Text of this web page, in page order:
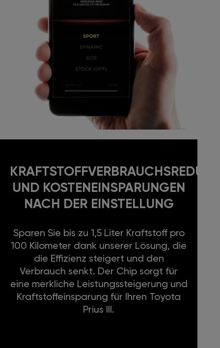
UND KOSTENEINSPARUNGEN
NACH DER EINSTELLUNG
Sparen Sie bis zu 1,5 Liter Kraftstoff pro
100 Kilometer dank unserer Lösung, die
die Effizienz steigert und den
Verbrauch senkt. Der Chip sorgt für
eine merkliche Leistungssteigerung und
Kraftstoffeinsparung für Ihren Toyota
Prius III.